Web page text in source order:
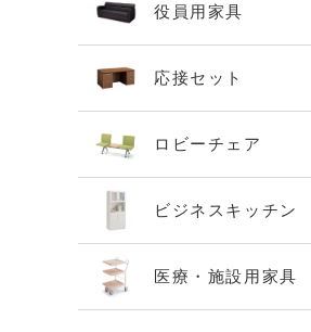
役員用家具
応接セット
ロビーチェア
ビジネスキッチン
医療・施設用家具